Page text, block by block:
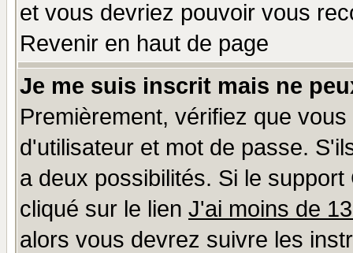
et vous devriez pouvoir vous
Revenir en haut de page
Je me suis inscrit mais ne
Premièrement, vérifiez que
d'utilisateur et mot de passe.
a deux possibilités. Si le
cliqué sur le lien J'ai moins de
alors vous devrez suivre les